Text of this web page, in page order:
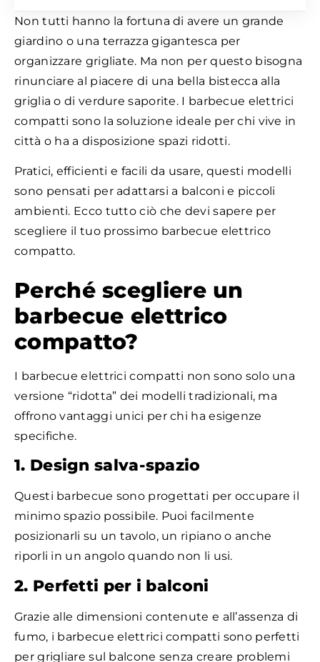
Non tutti hanno la fortuna di avere un grande
giardino o una terrazza gigantesca per
organizzare grigliate. Ma non per questo bisogna
rinunciare al piacere di una bella bistecca alla
griglia o di verdure saporite. I barbecue elettrici
compatti sono la soluzione ideale per chi vive in
città o ha a disposizione spazi ridotti.
Pratici, efficienti e facili da usare, questi modelli
sono pensati per adattarsi a balconi e piccoli
ambienti. Ecco tutto ciò che devi sapere per
scegliere il tuo prossimo barbecue elettrico
compatto.
Perché scegliere un
barbecue elettrico
compatto?
I barbecue elettrici compatti non sono solo una
versione “ridotta” dei modelli tradizionali, ma
offrono vantaggi unici per chi ha esigenze
specifiche.
1. Design salva-spazio
Questi barbecue sono progettati per occupare il
minimo spazio possibile. Puoi facilmente
posizionarli su un tavolo, un ripiano o anche
riporli in un angolo quando non li usi.
2. Perfetti per i balconi
Grazie alle dimensioni contenute e all’assenza di
fumo, i barbecue elettrici compatti sono perfetti
per grigliare sul balcone senza creare problemi